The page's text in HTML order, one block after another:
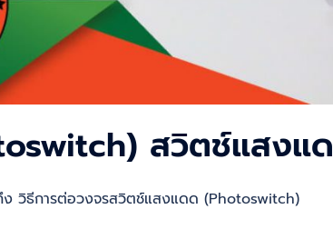
สวิตช์แสงแ
ง วิธีการต่อวงจรสวิตช์แสงแดด (Photoswitch)